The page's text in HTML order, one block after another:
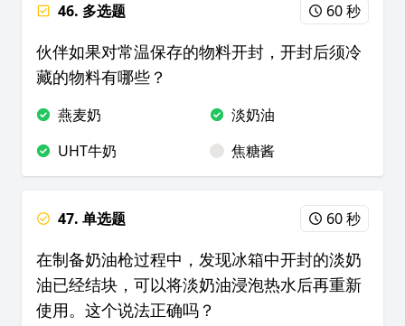
46. 多选题 60 秒
伙伴如果对常温保存的物料开封，开封后须冷
藏的物料有哪些？
燕麦奶
淡奶油
UHT牛奶
焦糖酱
47. 单选题 60 秒
在制备奶油枪过程中，发现冰箱中开封的淡奶
油已经结块，可以将淡奶油浸泡热水后再重新
使用。这个说法正确吗？